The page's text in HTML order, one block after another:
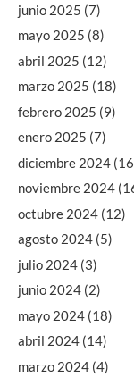
junio 2025 (7)
mayo 2025 (8)
abril 2025 (12)
marzo 2025 (18)
febrero 2025 (9)
enero 2025 (7)
diciembre 2024
noviembre 2024
octubre 2024 (12)
agosto 2024 (5)
julio 2024 (3)
junio 2024 (2)
mayo 2024 (18)
abril 2024 (14)
marzo 2024 (4)